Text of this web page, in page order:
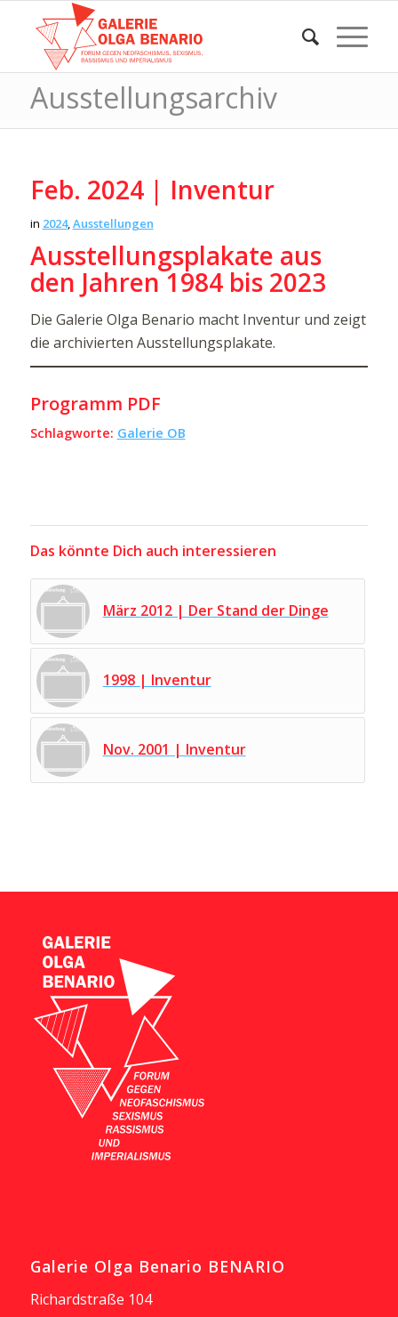
Ausstellungsarchiv
Feb. 2024 | Inventur
in 2024,Ausstellungen
Ausstellungsplakate aus
den Jahren 1984 bis 2023
Die Galerie Olga Benario macht Inventur und zeigt
die archivierten Ausstellungsplakate.
Programm PDF
Schlagworte: Galerie OB
Das könnte Dich auch interessieren
März 2012 | Der Stand der Dinge
1998 | Inventur
Nov. 2001 | Inventur
Galerie Olga Benario BENARIO
Richardstraße 104